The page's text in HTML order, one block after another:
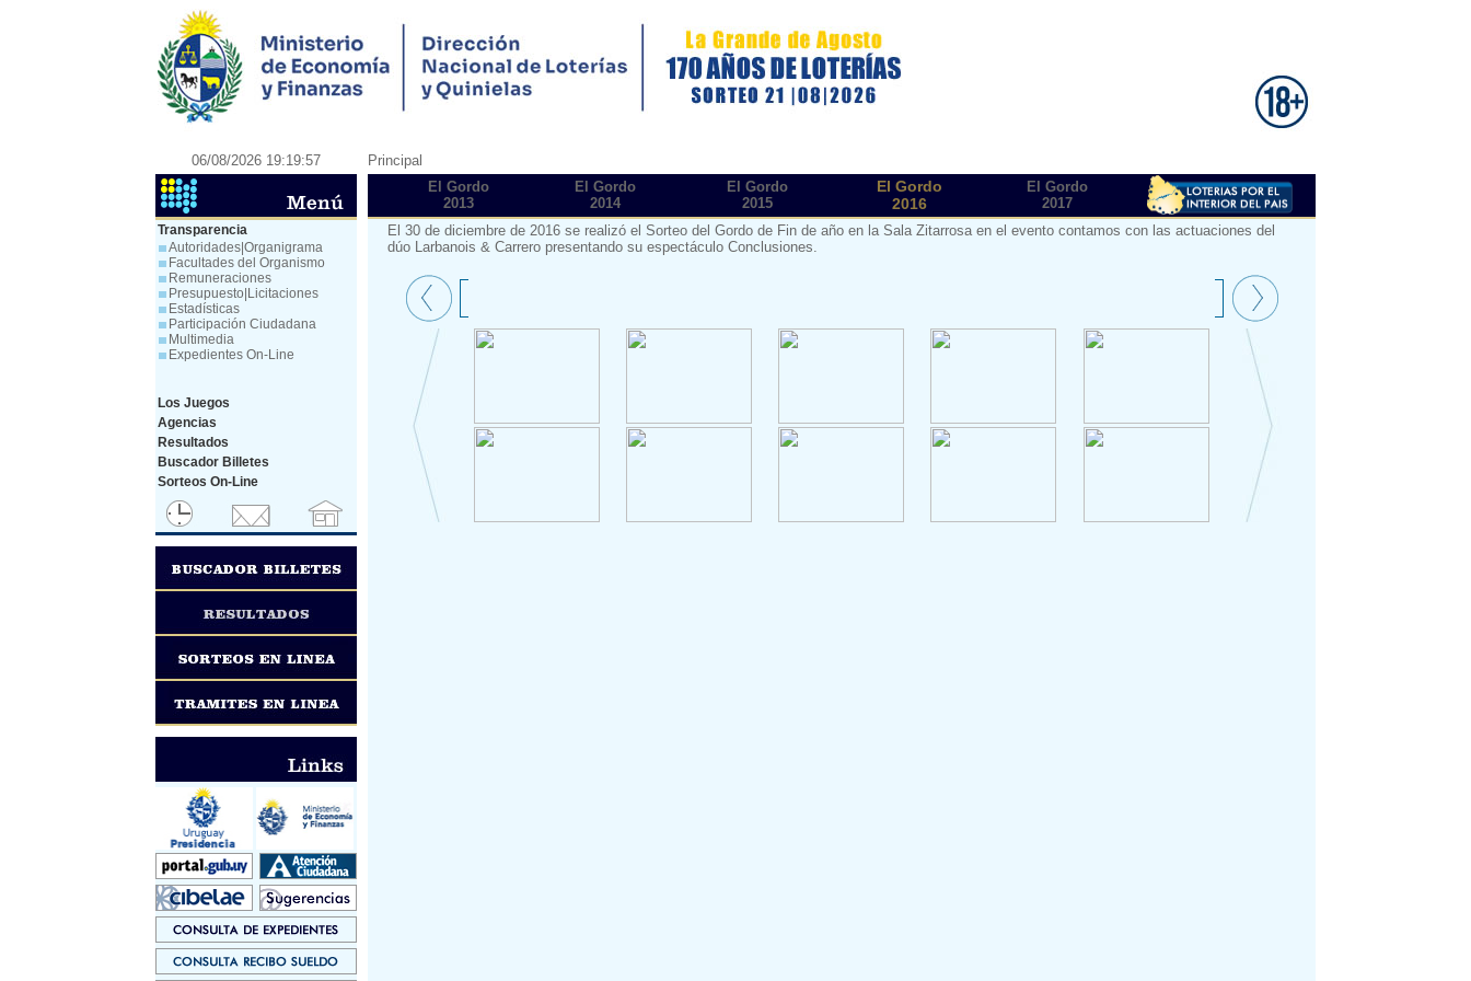
06/08/2026 19:19:57 Principal
Transparencia
Autoridades|Organigrama
Facultades del Organismo
Remuneraciones
Presupuesto|Licitaciones
Estadísticas
Participación Ciudadana
Multimedia
Expedientes On-Line
Los Juegos
Agencias
Resultados
Buscador Billetes
Sorteos On-Line
El Gordo
2013
El Gordo
2014
El Gordo
2015
El Gordo
2016
El Gordo
2017
El 30 de diciembre de 2016 se realizó el Sorteo del Gordo de Fin de año en la Sala Zitarrosa en el evento contamos con las actuaciones del
dúo Larbanois & Carrero presentando su espectáculo Conclusiones.